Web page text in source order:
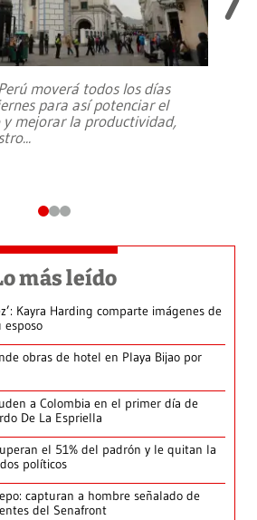
moverá todos los días
para así potenciar el
mejorar la productividad,
...
más leído
Kayra Harding comparte imágenes de
esposo
obras de hotel en Playa Bijao por
a Colombia en el primer día de
De La Espriella
el 51% del padrón y le quitan la
políticos
capturan a hombre señalado de
del Senafront